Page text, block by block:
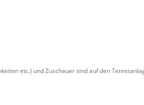
etc.) und Zuschauer sind auf den